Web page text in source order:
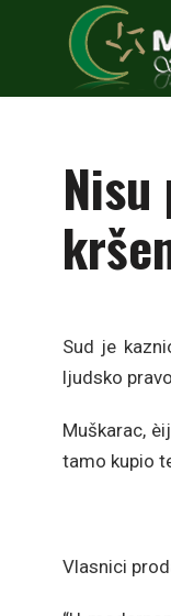
Sud je
ljudsko
Muškarac,
tamo kupio
Vlasnici